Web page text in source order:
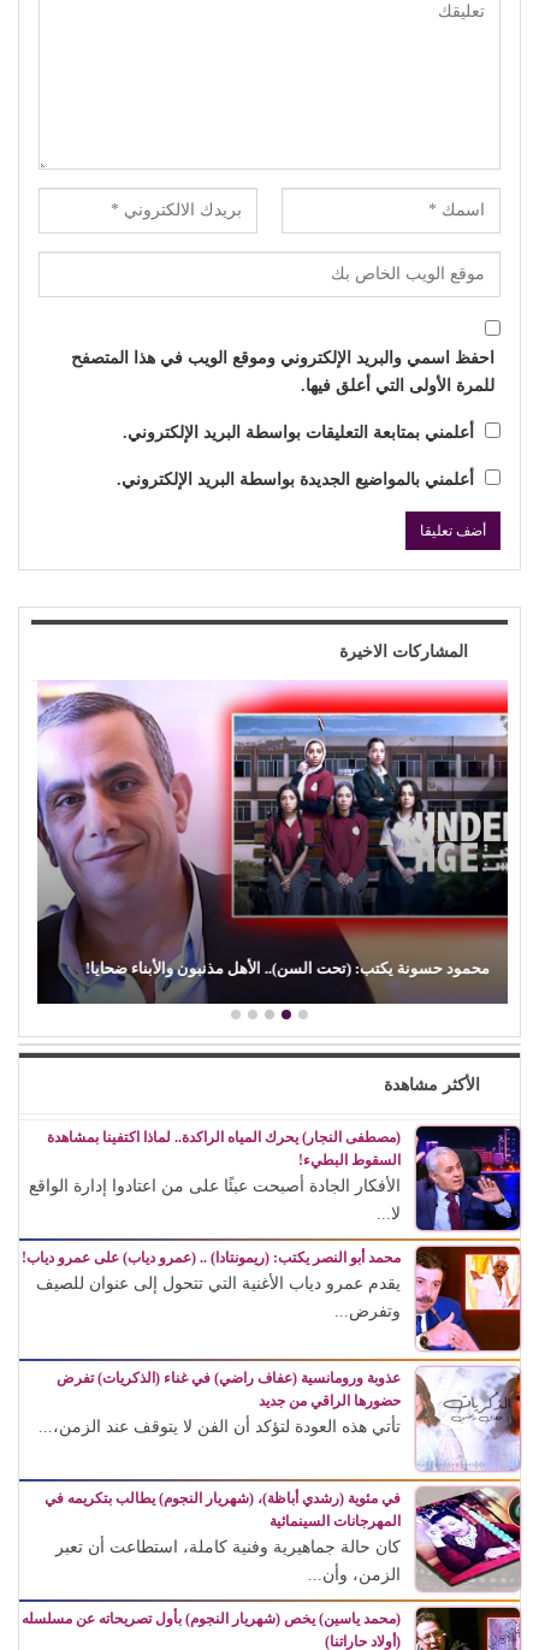
احفظ اسمي والبريد الإلكتروني وموقع الويب في هذا المتصفح
للمرة الأولى التي أعلق فيها.
أعلمني بمتابعة التعليقات بواسطة البريد الإلكتروني.
أعلمني بالمواضيع الجديدة بواسطة البريد الإلكتروني.
المشاركات الاخيرة
(الفن) والسياسة: عندما تتحول الريشة إلى سلاح
الأكثر مشاهدة
(مصطفى النجار) يحرك المياه الراكدة.. لماذا اكتفينا بمشاهدة
السقوط البطيء!
الأفكار الجادة أصبحت عبئًا على من اعتادوا إدارة الواقع
لا...
محمد أبو النصر يكتب: (ريمونتادا) .. (عمرو دياب) على عمرو دياب!
يقدم عمرو دياب الأغنية التي تتحول إلى عنوان للصيف
وتفرض...
عذوبة ورومانسية (عفاف راضي) في غناء (الذكريات) تفرض
حضورها الراقي من جديد
تأتي هذه العودة لتؤكد أن الفن لا يتوقف عند الزمن،...
في مئوية (رشدي أباظة)، (شهريار النجوم) يطالب بتكريمه في
المهرجانات السينمائية
كان حالة جماهيرية وفنية كاملة، استطاعت أن تعبر
الزمن، وأن...
(محمد ياسين) يخص (شهريار النجوم) بأول تصريحاته عن مسلسله
(أولاد حاراتنا)